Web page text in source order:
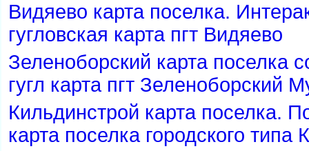
идяево карта поселка.
угловская карта пгт Видяево
Зеленоборский карта поселка
угл карта пгт Зеленоборский
Кильдинстрой карта поселка.
карта поселка городского типа